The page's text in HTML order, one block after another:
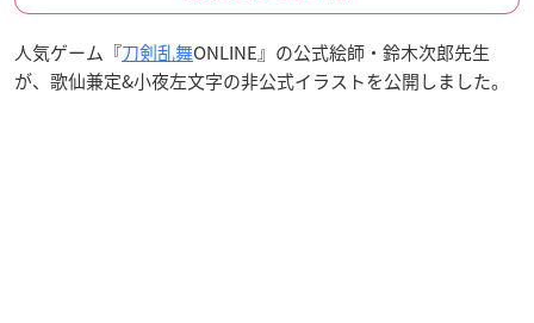
人気ゲーム『刀剣乱舞ONLINE』の公式絵師・鈴木次郎先生
が、歌仙兼定&小夜左文字の非公式イラストを公開しました。